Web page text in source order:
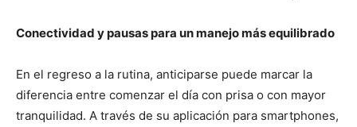
Conectividad y pausas para un manejo más equilibrado
En el regreso a la rutina, anticiparse puede marcar la
diferencia entre comenzar el día con prisa o con mayor
tranquilidad. A través de su aplicación para smartphones,